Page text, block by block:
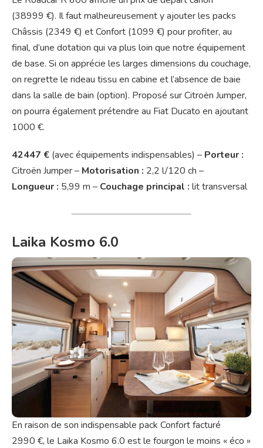
(38999 €). Il faut malheureusement y ajouter les packs
Châssis (2349 €) et Confort (1099 €) pour profiter, au
final, d’une dotation qui va plus loin que notre équipement
de base. Si on apprécie les larges dimensions du couchage,
on regrette le rideau tissu en cabine et l’absence de baie
dans la salle de bain (option). Proposé sur Citroën Jumper,
on pourra également prétendre au Fiat Ducato en ajoutant
1000 €.
42447 € (avec équipements indispensables) – Porteur :
Citroën Jumper – Motorisation : 2,2 l/120 ch –
Longueur : 5,99 m – Couchage principal : lit transversal
Laika Kosmo 6.0
En raison de son indispensable pack Confort facturé
2990 €, le Laika Kosmo 6.0 est le fourgon le moins « éco »